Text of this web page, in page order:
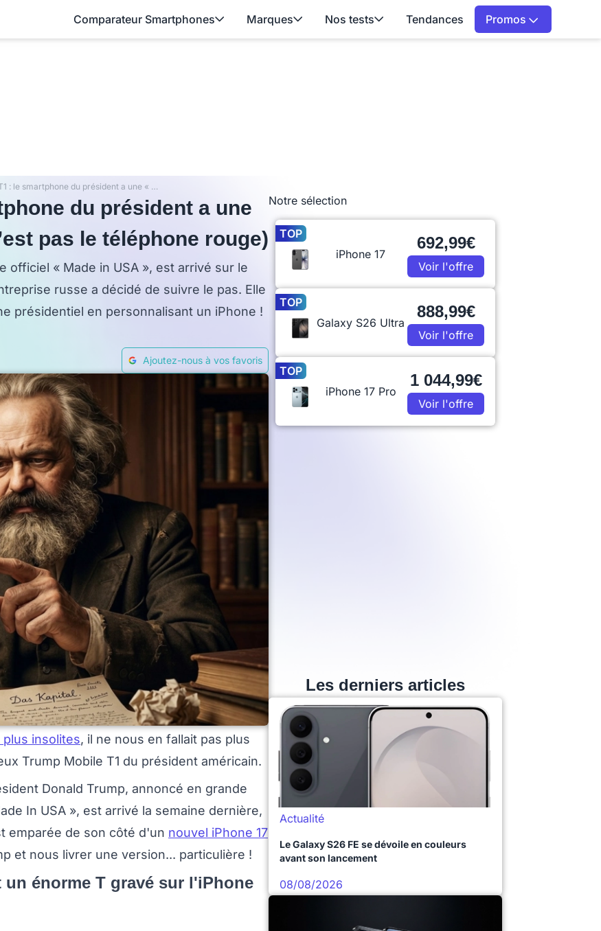
Comparateur Smartphones Marques Nos tests Tendances Promos
Trump Mobile T1 : le smartphone du président a une « version » Russe (et ce n’est pas le téléphone rouge)
du président a une
pas le téléphone rouge)
officiel « Made in USA », est arrivé sur le
russe a décidé de suivre le pas. Elle
présidentiel en personnalisant un iPhone !
Ajoutez-nous à vos favoris
insolites, il ne nous en fallait pas plus
Trump Mobile T1 du président américain.
Donald Trump, annoncé en grande
In USA », est arrivé la semaine dernière,
emparée de son côté d'un nouvel iPhone 17
et nous livrer une version... particulière !
un énorme T gravé sur l'iPhone
Notre sélection
TOP
iPhone 17
692,99€
Voir l'offre
TOP
Galaxy S26 Ultra
888,99€
Voir l'offre
TOP
iPhone 17 Pro
1 044,99€
Voir l'offre
Les derniers articles
Actualité
Le Galaxy S26 FE se dévoile en couleurs
avant son lancement
08/08/2026